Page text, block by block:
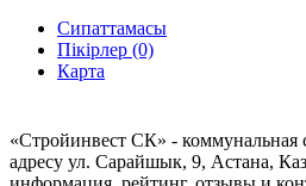
Сипаттамасы
Пікірлер (0)
Карта
«Стройинвест СК» - коммунальная
адресу ул. Сарайшык, 9, Астана,